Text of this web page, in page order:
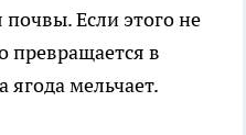
Если этого не
превращается в
ягода мельчает.